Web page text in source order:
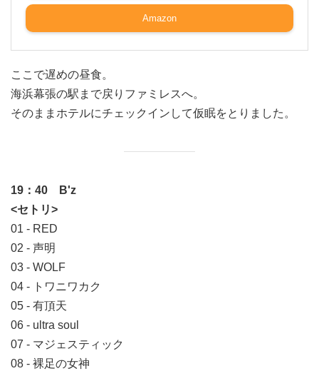
Amazon
ここで遅めの昼食。
海浜幕張の駅まで戻りファミレスへ。
そのままホテルにチェックインして仮眠をとりました。
19：40 B'z
<セトリ>
01 - RED
02 - 声明
03 - WOLF
04 - トワニワカク
05 - 有頂天
06 - ultra soul
07 - マジェスティック
08 - 裸足の女神